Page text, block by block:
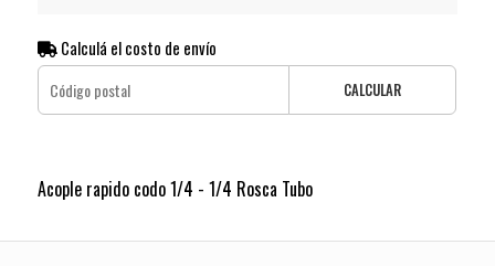
Calculá el costo de envío
CALCULAR
Acople rapido codo 1/4 - 1/4 Rosca Tubo